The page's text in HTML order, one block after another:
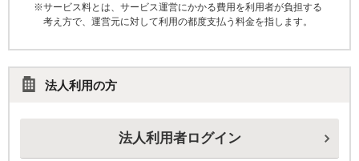
※サービス料とは、サービス運営にかかる費用を利用者が負担する
考え方で、運営元に対して利用の都度支払う料金を指します。
法人利用の方
法人利用者ログイン